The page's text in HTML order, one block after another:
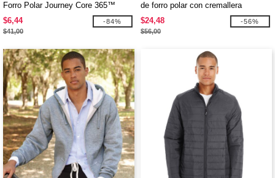
Forro Polar Journey Core 365™
$6,44
$41,00
-84%
de forro polar con cremallera
completa para damas Bristol
$24,48
$56,00
-56%